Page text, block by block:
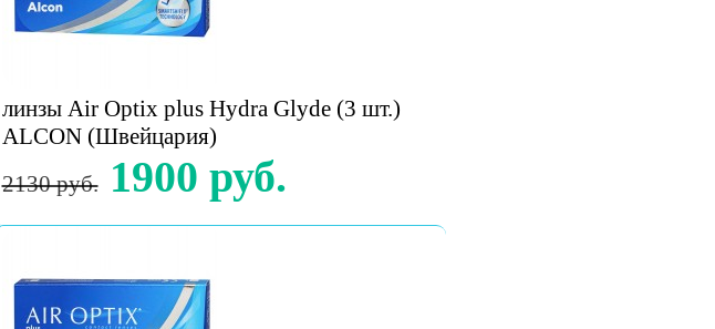
линзы Air Optix plus Hydra Glyde (3 шт.)
ALCON (Швейцария)
2130 руб. 1900 руб.